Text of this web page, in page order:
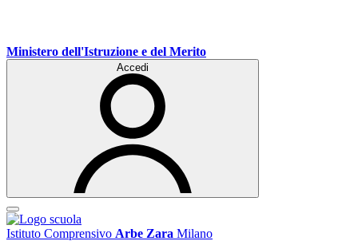
Ministero dell'Istruzione e del Merito
Accedi
Istituto Comprensivo Arbe Zara Milano